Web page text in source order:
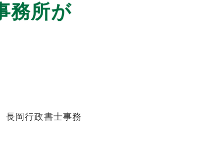
務所が
長岡行政書士事務